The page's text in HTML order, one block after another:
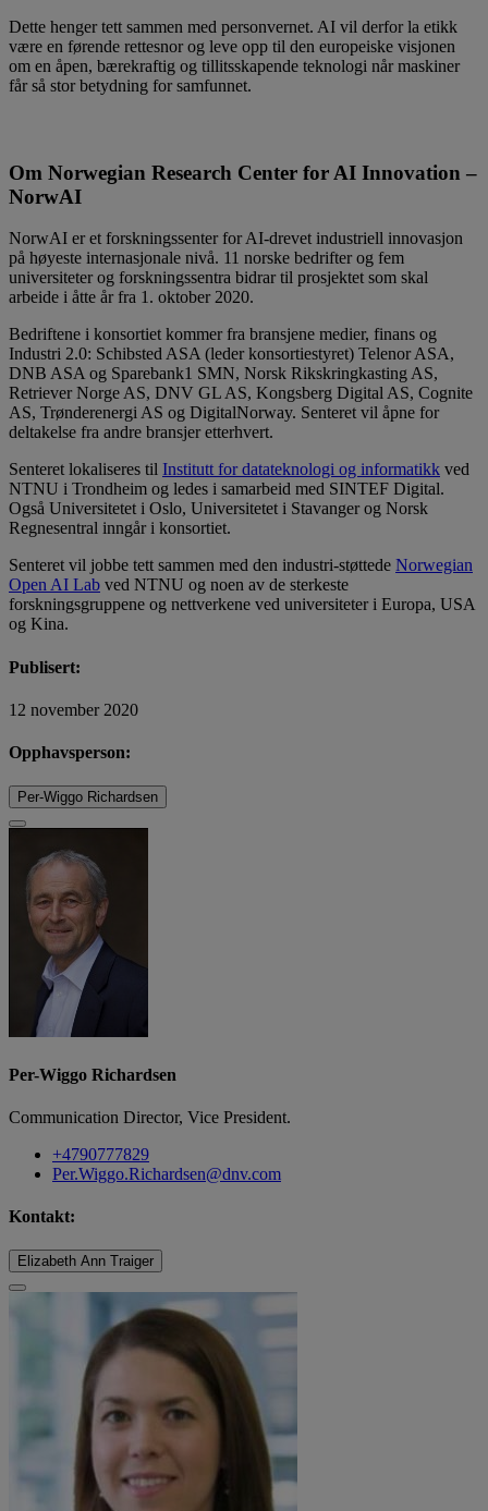
Dette henger tett sammen med personvernet. AI vil derfor la etikk
være en førende rettesnor og leve opp til den europeiske visjonen
om en åpen, bærekraftig og tillitsskapende teknologi når maskiner
får så stor betydning for samfunnet.
Om Norwegian Research Center for AI Innovation –
NorwAI
NorwAI er et forskningssenter for AI-drevet industriell innovasjon
på høyeste internasjonale nivå. 11 norske bedrifter og fem
universiteter og forskningssentra bidrar til prosjektet som skal
arbeide i åtte år fra 1. oktober 2020.
Bedriftene i konsortiet kommer fra bransjene medier, finans og
Industri 2.0: Schibsted ASA (leder konsortiestyret) Telenor ASA,
DNB ASA og Sparebank1 SMN, Norsk Rikskringkasting AS,
Retriever Norge AS, DNV GL AS, Kongsberg Digital AS, Cognite
AS, Trønderenergi AS og DigitalNorway. Senteret vil åpne for
deltakelse fra andre bransjer etterhvert.
Senteret lokaliseres til Institutt for datateknologi og informatikk ved
NTNU i Trondheim og ledes i samarbeid med SINTEF Digital.
Også Universitetet i Oslo, Universitetet i Stavanger og Norsk
Regnesentral inngår i konsortiet.
Senteret vil jobbe tett sammen med den industri-støttede Norwegian
Open AI Lab ved NTNU og noen av de sterkeste
forskningsgruppene og nettverkene ved universiteter i Europa, USA
og Kina.
Publisert:
12 november 2020
Opphavsperson:
Per-Wiggo Richardsen
Per-Wiggo Richardsen
Communication Director, Vice President.
+4790777829
Per.Wiggo.Richardsen@dnv.com
Kontakt:
Elizabeth Ann Traiger